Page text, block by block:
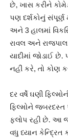
છે, ખાસ કરીને
પણ દર્શકોનું સંપૂર્ણ
અને 3 હાલમાં
રાવલ અને રાજપાલ
યાદીમાં જોડાઈ
નહીં કરે, તો કોણ
દર વર્ષે ઘણી
ફિલ્મોને જબરદસ્ત
ફ્લોપ રહી છે. આ જ
વધુ ધ્યાન કેન્દ્રિત